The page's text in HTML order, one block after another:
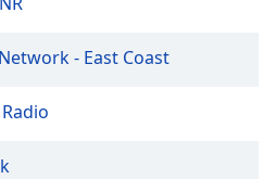
- East Coast